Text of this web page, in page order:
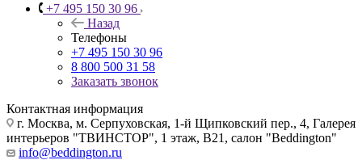
+7 495 150 30 96
Назад
Телефоны
+7 495 150 30 96
8 800 500 31 58
Заказать звонок
Контактная информация
г. Москва, м. Серпуховская, 1-й Щипковский пер., 4, Галерея
интерьеров "ТВИНСТОР", 1 этаж, B21, салон "Beddington"
info@beddington.ru